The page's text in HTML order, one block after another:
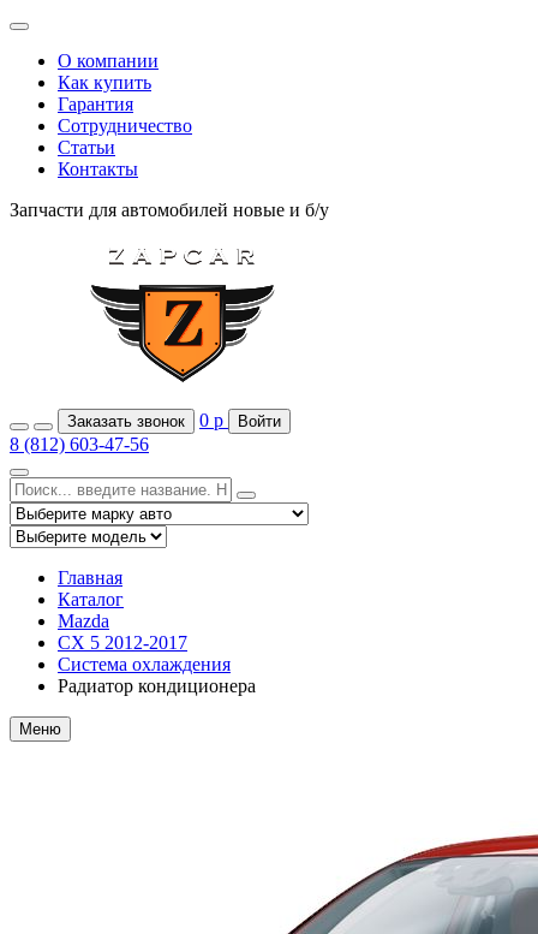
О компании
Как купить
Гарантия
Сотрудничество
Статьи
Контакты
Запчасти для автомобилей новые и б/у
Заказать звонок 0 р Войти
8 (812) 603-47-56
Главная
Каталог
Mazda
CX 5 2012-2017
Система охлаждения
Радиатор кондиционера
Меню